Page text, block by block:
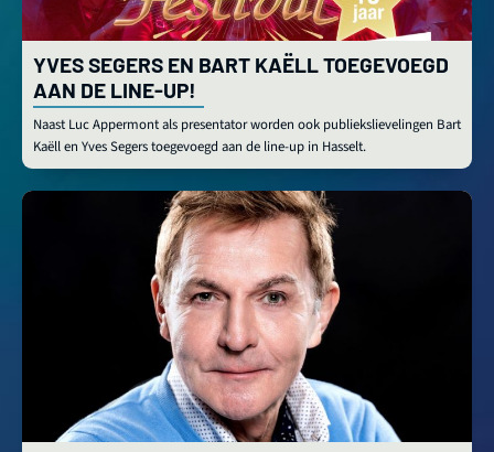
YVES SEGERS EN BART KAËLL TOEGEVOEGD
AAN DE LINE-UP!
Naast Luc Appermont als presentator worden ook publiekslievelingen Bart
Kaëll en Yves Segers toegevoegd aan de line-up in Hasselt.